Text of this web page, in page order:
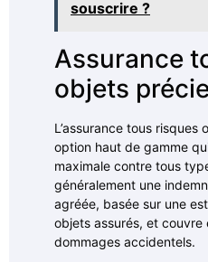
souscrire ?
Assurance
objets
L’assurance tous
option haut de gamme
maximale contre tous
généralement une
agréée, basée sur une
objets assurés, et couvre
dommages accidentels.